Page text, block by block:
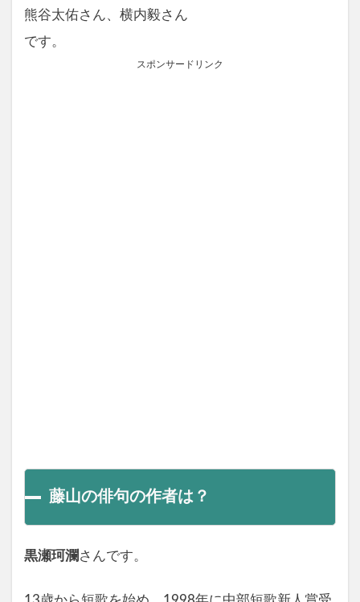
熊谷太佑さん、横内毅さん
です。
スポンサードリンク
藤山の俳句の作者は？
黒瀬珂瀾さんです。